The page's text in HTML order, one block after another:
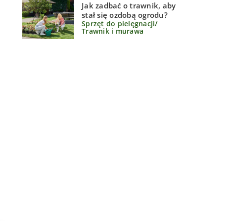
Jak zadbać o trawnik, aby
stał się ozdobą ogrodu?
Sprzęt do pielęgnacji/
Trawnik i murawa